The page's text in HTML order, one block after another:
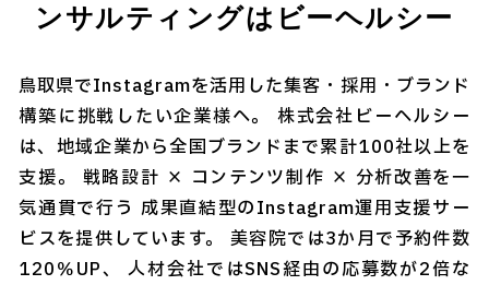
ンサルティングはビーヘルシー
鳥取県でInstagramを活用した集客・採用・ブランド
構築に挑戦したい企業様へ。 株式会社ビーヘルシー
は、地域企業から全国ブランドまで累計100社以上を
支援。 戦略設計 × コンテンツ制作 × 分析改善を一
気通貫で行う 成果直結型のInstagram運用支援サー
ビスを提供しています。 美容院では3か月で予約件数
120％UP、 人材会社ではSNS経由の応募数が2倍な